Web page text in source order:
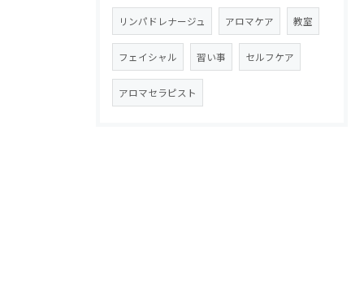
リンパドレナージュ アロマケア 教室
フェイシャル 習い事 セルフケア
アロマセラピスト